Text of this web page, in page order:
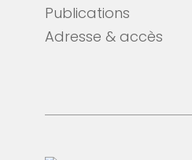
Publications
Adresse & accès